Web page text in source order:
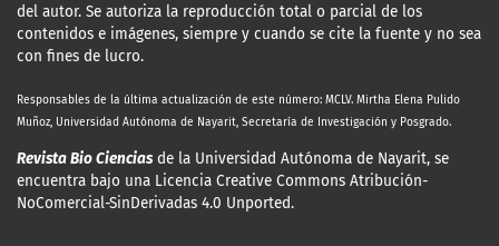
del autor. Se autoriza la reproducción total o parcial de los
contenidos e imágenes, siempre y cuando se cite la fuente y no sea
con fines de lucro.
Responsables de la última actualización de este número: MCLV. Mirtha Elena Pulido
Muñoz, Universidad Autónoma de Nayarit, Secretaría de Investigación y Posgrado.
Revista Bio Ciencias de la Universidad Autónoma de Nayarit, se
encuentra bajo una Licencia Creative Commons Atribución-
NoComercial-SinDerivadas 4.0 Unported.